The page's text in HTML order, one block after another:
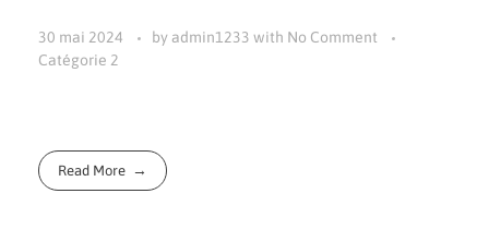
30 mai 2024 by admin1233 with No Comment
Catégorie 2
Read More